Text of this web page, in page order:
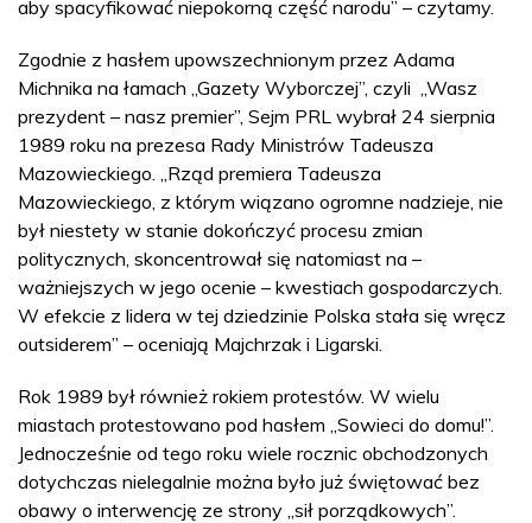
aby spacyfikować niepokorną część narodu” – czytamy.
Zgodnie z hasłem upowszechnionym przez Adama
Michnika na łamach „Gazety Wyborczej”, czyli „Wasz
prezydent – nasz premier”, Sejm PRL wybrał 24 sierpnia
1989 roku na prezesa Rady Ministrów Tadeusza
Mazowieckiego. „Rząd premiera Tadeusza
Mazowieckiego, z którym wiązano ogromne nadzieje, nie
był niestety w stanie dokończyć procesu zmian
politycznych, skoncentrował się natomiast na –
ważniejszych w jego ocenie – kwestiach gospodarczych.
W efekcie z lidera w tej dziedzinie Polska stała się wręcz
outsiderem” – oceniają Majchrzak i Ligarski.
Rok 1989 był również rokiem protestów. W wielu
miastach protestowano pod hasłem „Sowieci do domu!”.
Jednocześnie od tego roku wiele rocznic obchodzonych
dotychczas nielegalnie można było już świętować bez
obawy o interwencję ze strony „sił porządkowych”.